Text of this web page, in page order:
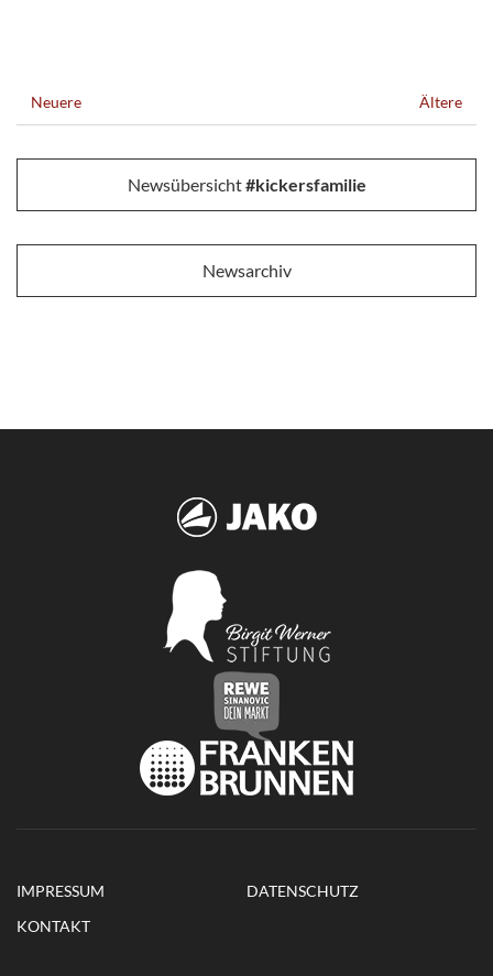
Neuere Ältere
Newsübersicht#kickersfamilie
Newsarchiv
IMPRESSUM
DATENSCHUTZ
KONTAKT